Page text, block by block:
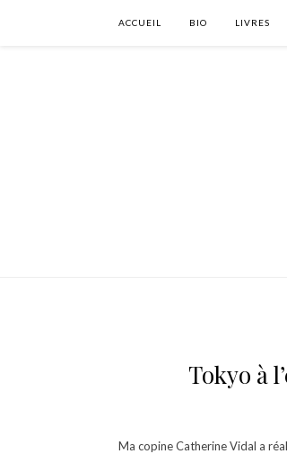
ACCUEIL BIO LIVRES
Tokyo à
Ma copine Catherine Vidal a